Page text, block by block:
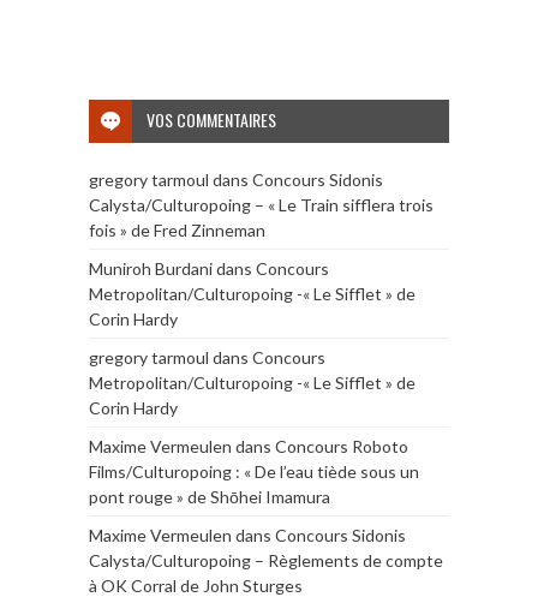
VOS COMMENTAIRES
gregory tarmoul dans Concours Sidonis
Calysta/Culturopoing – « Le Train sifflera trois
fois » de Fred Zinneman
Muniroh Burdanidans Concours
Metropolitan/Culturopoing -« Le Sifflet » de
Corin Hardy
gregory tarmoul dans Concours
Metropolitan/Culturopoing -« Le Sifflet » de
Corin Hardy
Maxime Vermeulen dans Concours Roboto
Films/Culturopoing : « De l’eau tiède sous un
pont rouge » de Shōhei Imamura
Maxime Vermeulen dans Concours Sidonis
Calysta/Culturopoing – Règlements de compte
à OK Corral de John Sturges